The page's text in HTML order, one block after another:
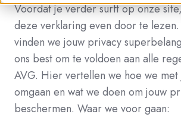
Voordat je verder surft op onze
deze verklaring even door te lezen.
vinden we jouw privacy
ons best om te voldoen aan alle
AVG. Hier vertellen we hoe we met
omgaan en wat we doen om jouw
beschermen. Waar we voor gaan: